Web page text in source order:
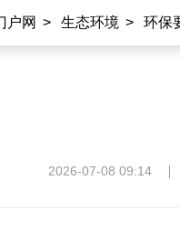
户网 > 生态环境 > 环保
2026-07-08 09:14